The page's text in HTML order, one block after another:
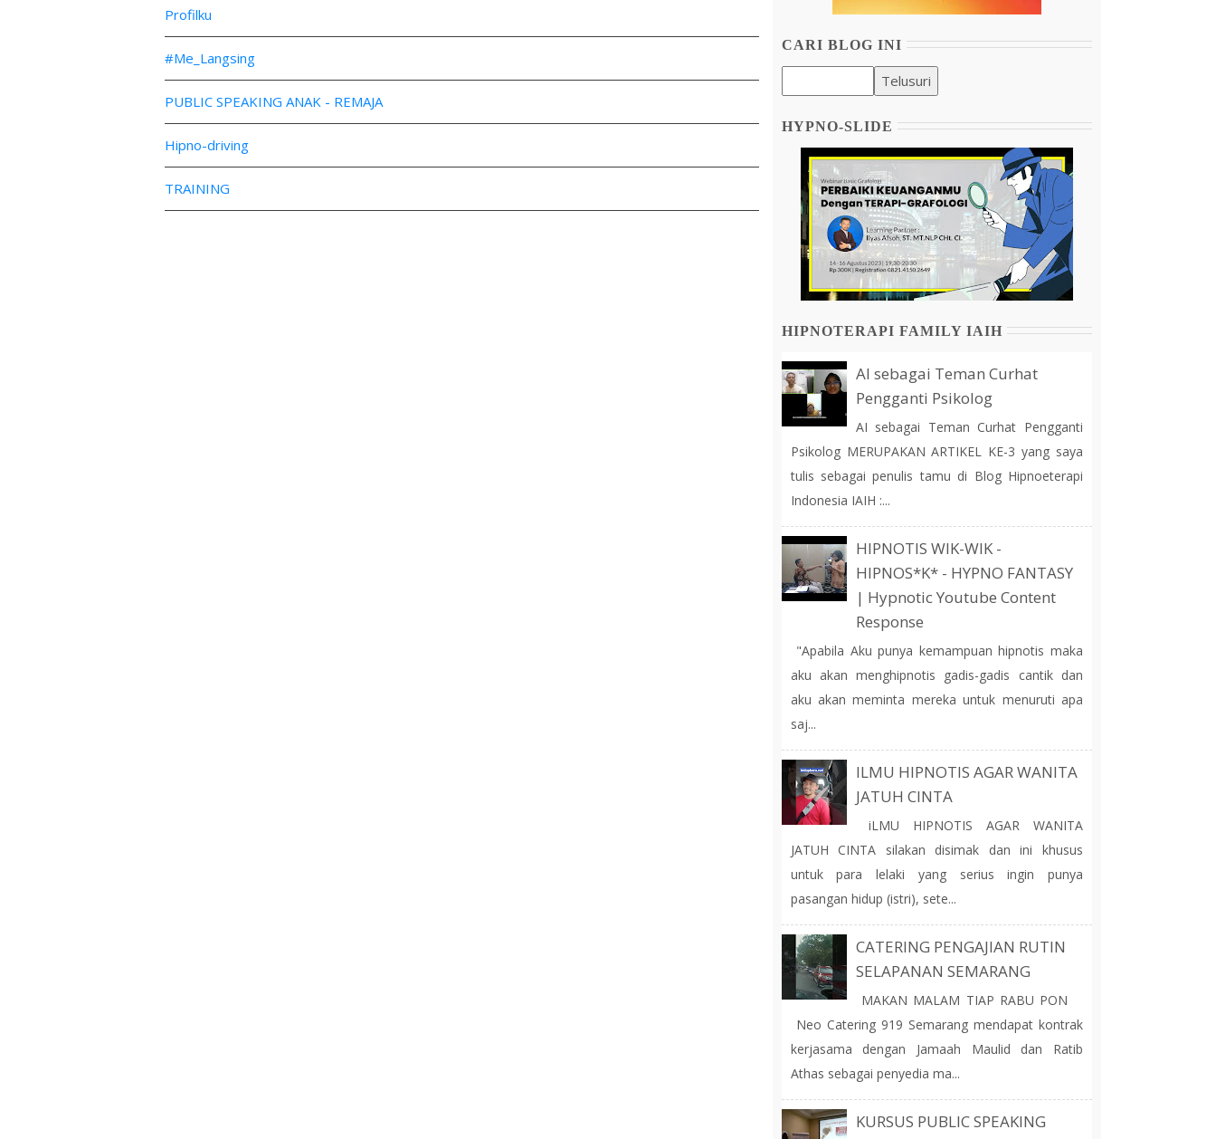
Profilku
#Me_Langsing
PUBLIC SPEAKING ANAK - REMAJA
Hipno-driving
TRAINING
CARI BLOG INI
HYPNO-SLIDE
HIPNOTERAPI FAMILY IAIH
AI sebagai Teman Curhat
Pengganti Psikolog
AI sebagai Teman Curhat Pengganti
Psikolog MERUPAKAN ARTIKEL KE-3 yang saya
tulis sebagai penulis tamu di Blog Hipnoeterapi
Indonesia IAIH :...
HIPNOTIS WIK-WIK -
HIPNOS*K* - HYPNO FANTASY
| Hypnotic Youtube Content
Response
"Apabila Aku punya kemampuan hipnotis maka
aku akan menghipnotis gadis-gadis cantik dan
aku akan meminta mereka untuk menuruti apa
saj...
ILMU HIPNOTIS AGAR WANITA
JATUH CINTA
iLMU HIPNOTIS AGAR WANITA
JATUH CINTA silakan disimak dan ini khusus
untuk para lelaki yang serius ingin punya
pasangan hidup (istri), sete...
CATERING PENGAJIAN RUTIN
SELAPANAN SEMARANG
MAKAN MALAM TIAP RABU PON
Neo Catering 919 Semarang mendapat kontrak
kerjasama dengan Jamaah Maulid dan Ratib
Athas sebagai penyedia ma...
KURSUS PUBLIC SPEAKING